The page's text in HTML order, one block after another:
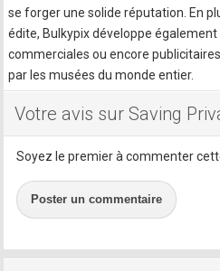
se forger une solide réputation. En
édite, Bulkypix développe
commerciales ou encore
par les musées du monde entier.
Votre avis sur Saving
Soyez le premier à commenter
Poster un commentaire